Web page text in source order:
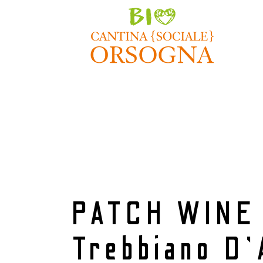
PATCH WINE
Trebbiano